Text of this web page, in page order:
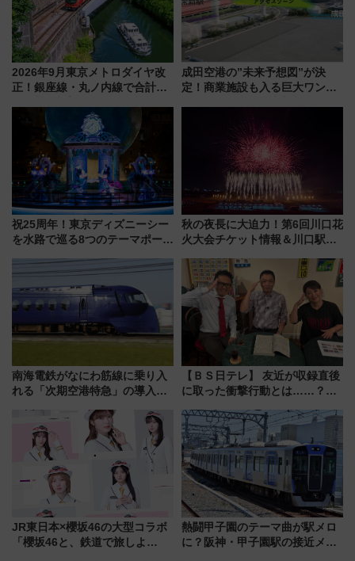
2026年9月東京メトロダイヤ改
正！銀座線・丸ノ内線で合計
成田空港の”未来予想図”が決
定！商業施設も入る巨大ワンタ
で新型特急が品川･羽田とを結
ぶ！ JR空港駅は2面3線化！
祝25周年！東京ディズニーシー
を水路で巡る8つのテーマポート
秋の夜長に大迫力！第6回川口花
火大会チケット情報＆川口駅か
南海電鉄がなにわ筋線に乗り入
れる「次期空港特急」の導入を
日本初の鉄道デザイン
【ＢＳ日テレ】 友近が収録直後
に取った衝撃行動とは……？
で極上の夏祭り鉄道旅を放送
JR東日本×櫻坂46の大型コラボ
「櫻坂46と、鉄道で旅しよ
熱闘甲子園のテーマ曲が駅メロ
に？阪神・甲子園駅の接近メロ